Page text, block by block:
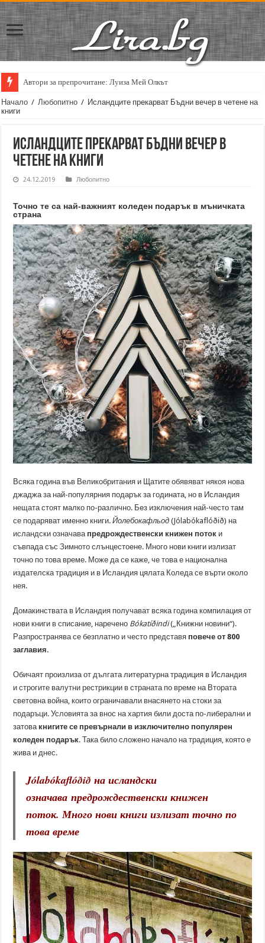
Автори за препрочитане: Луиза Мей Олкът
Кирил Кадийски: „Плачът на големия поет винаги е и сила, и
Начало / Любопитно / Исландците прекарват Бъдни вечер в четене на
книги
Исландците прекарват Бъдни вечер в
четене на книги
24.12.2019 Любопитно
Точно те са най-важният коледен подарък в мъничката
страна
Всяка година във Великобритания и Щатите обявяват някоя нова
джаджа за най-популярния подарък за годината, но в Исландия
нещата стоят малко по-различно. Без изключения най-често там
се подаряват именно книги.Йолебокафльод (Jólabókaflóðið) на
исландски означава предрождественски книжен поток и
съвпада със Зимното слънцестоене. Много нови книги излизат
точно по това време. Може да се каже, че това е национална
издателска традиция и в Исландия цялата Коледа се върти около
нея.
Домакинствата в Исландия получават всяка година компилация от
нови книги в списание, наречено Bókatíðindi(„Книжни новини“).
Разпространява се безплатно и често представя повече от 800
заглавия.
Обичаят произлиза от дългата литературна традиция в Исландия
и строгите валутни рестрикции в страната по време на Втората
световна война, които ограничавали внасянето на стоки за
подаръци. Условията за внос на хартия били доста по-либерални и
затова книгите се превърнали в изключително популярен
коледен подарък. Така било сложено начало на традиция, която е
жива и днес.
Jólabókaflóðið на исландски
означава предрождественски книжен
поток. Много нови книги излизат точно по
това време